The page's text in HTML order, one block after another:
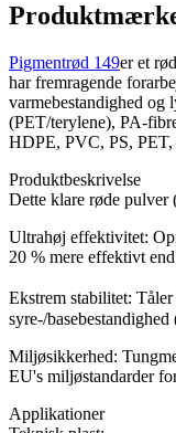
Pigmentrød 149er et
har fremragende
varmebestandighed og
(PET/terylene), PA-
HDPE, PVC, PS, PET,
Produktbeskrivelse
Dette klare røde pulver
Ultrahøj effektivitet:
20 % mere effektivt
Ekstrem stabilitet:
syre-/
Miljøsikkerhed:
EU's miljøstandarder
Applikationer